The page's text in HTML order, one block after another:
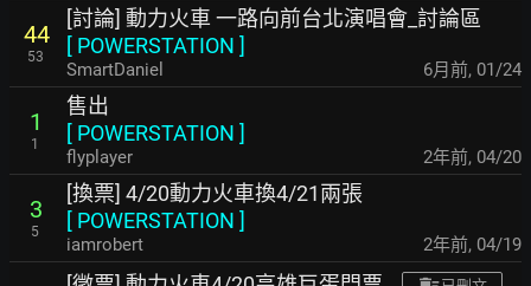
44
53
[討論] 動力火車 一路向前台北演唱會_討論區
[ POWERSTATION ]
SmartDaniel 6月前, 01/24
1
1
售出
[ POWERSTATION ]
flyplayer 2年前, 04/20
3
5
[換票] 4/20動力火車換4/21兩張
[ POWERSTATION ]
iamrobert 2年前, 04/19